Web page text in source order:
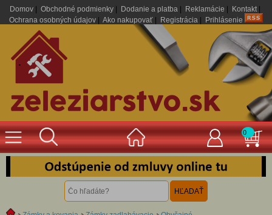
Domov Obchodné podmienky Dodanie a platba Reklamácie Kontakt|
Ochrana osobných údajov
Ako nakupovať Registrácia Prihlásenie
.
0